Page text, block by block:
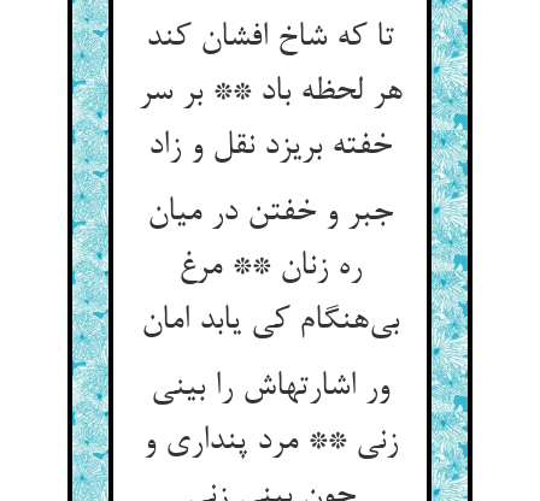
تا که شاخ افشان کند
هر لحظه باد ** بر سر
خفته بریزد نقل و زاد
جبر و خفتن در میان
ره زنان ** مرغ
ور اشارتهاش را بینی
زنی ** مرد پنداری و